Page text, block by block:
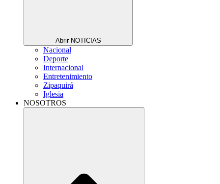
Abrir NOTICIAS
Nacional
Deporte
Internacional
Entretenimiento
Zipaquirá
Iglesia
NOSOTROS